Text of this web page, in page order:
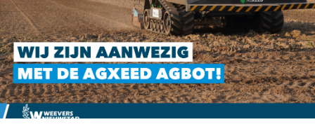
Over ons
Vacatures
Kramp Online Service